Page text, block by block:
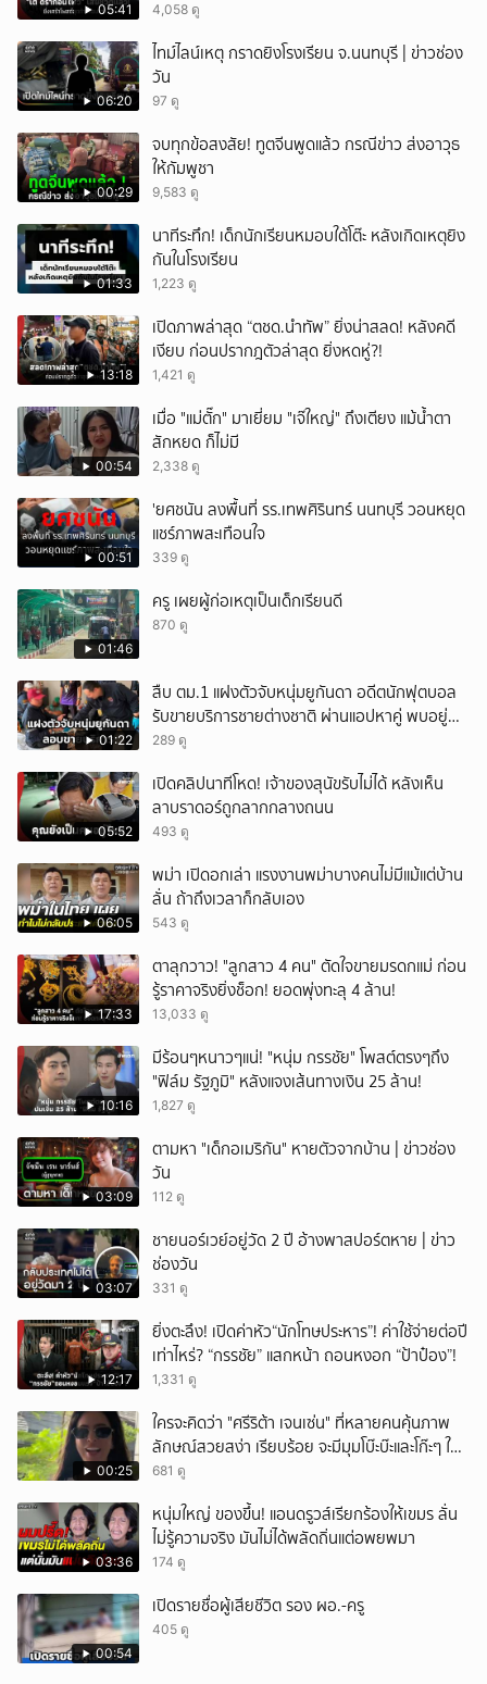
05:41 4,058 ดู
06:20
ไทม์ไลน์เหตุ กราดยิงโรงเรียน จ.นนทบุรี | ข่าวช่อง
วัน
97 ดู
00:29
จบทุกข้อสงสัย! ทูตจีนพูดแล้ว กรณีข่าว ส่งอาวุธ
ให้กัมพูชา
9,583 ดู
01:33
นาทีระทึก! เด็กนักเรียนหมอบใต้โต๊ะ หลังเกิดเหตุยิง
กันในโรงเรียน
1,223 ดู
13:18
เปิดภาพล่าสุด “ตชด.นำทัพ” ยิ่งน่าสลด! หลังคดี
เงียบ ก่อนปรากฎตัวล่าสุด ยิ่งหดหู่?!
1,421 ดู
00:54
เมื่อ "แม่ตั๊ก" มาเยี่ยม "เจ๊ใหญ่" ถึงเตียง แม้น้ำตา
สักหยด ก็ไม่มี
2,338 ดู
00:51
'ยศชนัน ลงพื้นที่ รร.เทพศิรินทร์ นนทบุรี วอนหยุด
แชร์ภาพสะเทือนใจ
339 ดู
01:46
ครู เผยผู้ก่อเหตุเป็นเด็กเรียนดี
870 ดู
01:22
สืบ ตม.1 แฝงตัวจับหนุ่มยูกันดา อดีตนักฟุตบอล
รับขายบริการชายต่างชาติ ผ่านแอปหาคู่ พบอยู่
เกินกำหนดอนุญาต
289 ดู
05:52
เปิดคลิปนาทีโหด! เจ้าของสุนัขรับไม่ได้ หลังเห็น
ลาบราดอร์ถูกลากกลางถนน
493 ดู
06:05
พม่า เปิดอกเล่า แรงงานพม่าบางคนไม่มีแม้แต่บ้าน
ลั่น ถ้าถึงเวลาก็กลับเอง
543 ดู
17:33
ตาลุกวาว! "ลูกสาว 4 คน" ตัดใจขายมรดกแม่ ก่อน
รู้ราคาจริงยิ่งช็อก! ยอดพุ่งทะลุ 4 ล้าน!
13,033 ดู
10:16
มีร้อนๆหนาวๆแน่! "หนุ่ม กรรชัย" โพสต์ตรงๆถึง
"ฟิล์ม รัฐภูมิ" หลังแจงเส้นทางเงิน 25 ล้าน!
1,827 ดู
03:09
ตามหา "เด็กอเมริกัน" หายตัวจากบ้าน | ข่าวช่อง
วัน
112 ดู
03:07
ชายนอร์เวย์อยู่วัด 2 ปี อ้างพาสปอร์ตหาย | ข่าว
ช่องวัน
331 ดู
12:17
ยิ่งตะลึง! เปิดค่าหัว“นักโทษประหาร”! ค่าใช้จ่ายต่อปี
เท่าไหร่? “กรรชัย” แสกหน้า ถอนหงอก “ป้าป๋อง”!
1,331 ดู
00:25
ใครจะคิดว่า "ศรีริต้า เจนเซ่น" ที่หลายคนคุ้นภาพ
ลักษณ์สวยสง่า เรียบร้อย จะมีมุมโบ๊ะบ๊ะและโก๊ะๆ ให้
ได้อมยิ้มเหมือนกัน งานนี้ทำเอาแฟนๆ ทั้งเอ็นดูทั้ง
681 ดู
03:36
หนุ่มใหญ่ ของขึ้น! แอนดรูวส์เรียกร้องให้เขมร ลั่น
ไม่รู้ความจริง มันไม่ได้พลัดถิ่นแต่อพยพมา
174 ดู
00:54
เปิดรายชื่อผู้เสียชีวิต รอง ผอ.-ครู
405 ดู